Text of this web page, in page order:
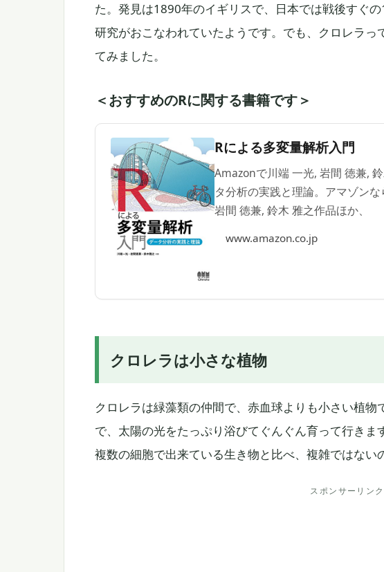
た。発見は1890年のイギリスで、日本では戦後すぐ
研究がおこなわれていたようです。でも、クロレラ
てみました。
＜おすすめのRに関する書籍です＞
Rによる多変量解析入門
Amazonで川端 一光, 岩間 徳兼,
タ分析の実践と理論。アマゾン
岩間 徳兼, 鈴木 雅之作品ほか、
www.amazon.co.jp
クロレラは小さな植物
クロレラは緑藻類の仲間で、赤血球よりも小さい植
で、太陽の光をたっぷり浴びてぐんぐん育って行きま
複数の細胞で出来ている生き物と比べ、複雑ではない
スポンサーリンク